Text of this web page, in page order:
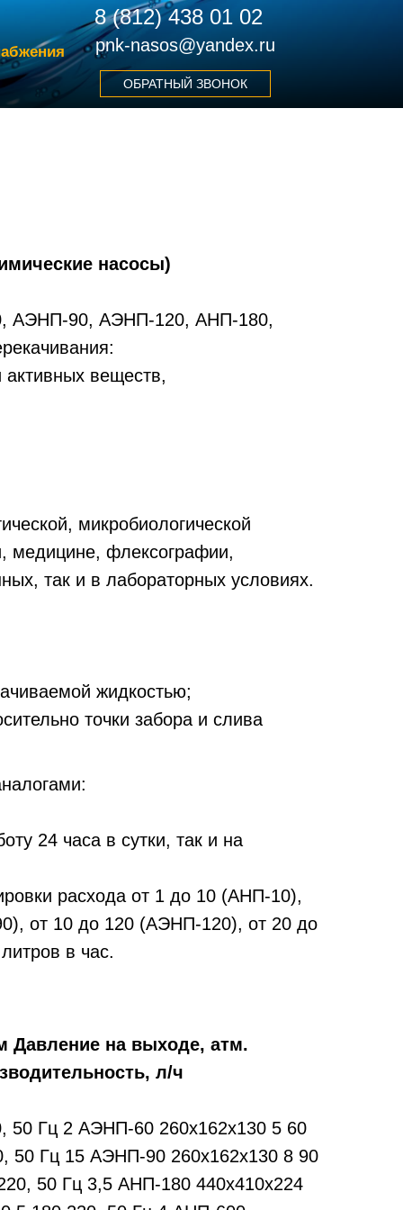
8 (812) 438 01 02
ОБРАТНЫЙ ЗВОНОК
pnk-nasos@yandex.ru
насосы)
АЭНП-90, АЭНП-120, АНП-180,
активных веществ,
микробиологической
медицине, флексографии,
так и в лабораторных условиях.
жидкостью;
точки забора и слива
24 часа в сутки, так и на
расхода от 1 до 10 (АНП-10),
от 10 до 120 (АЭНП-120), от 20 до
в час.
Давление на выходе, атм.
л/ч
50 Гц 2 АЭНП-60 260х162х130 5 60
50 Гц 15 АЭНП-90 260х162х130 8 90
50 Гц 3,5 АНП-180 440х410х224